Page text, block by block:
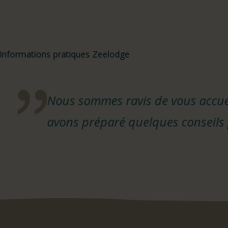
Informations pratiques Zeelodge
Nous sommes ravis de vous
avons préparé quelques